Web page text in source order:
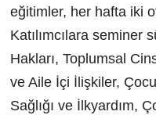
eğitimler, her hafta iki
Katılımcılara seminer
Hakları, Toplumsal
ve Aile İçi İlişkiler,
Sağlığı ve İlkyardım,